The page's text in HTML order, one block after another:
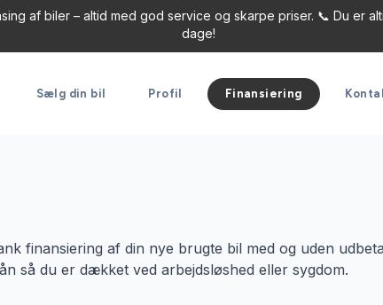
af biler – altid med god service og skarpe priser. 📞 Du er
dage!
Sælg din bil Profil Finansiering
finansiering af din nye brugte bil med og uden
så du er dækket ved arbejdsløshed eller sygdom.